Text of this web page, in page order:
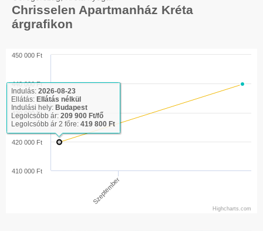
Chrisselen Apartmanház Kréta
árgrafikon
Szeptember
420 000 Ft
430 000 Ft
440 000 Ft
410 000 Ft
450 000 Ft
Highcharts.com
Indulás: 2026-08-23
Ellátás: Ellátás nélkül
Indulási hely: Budapest
Legolcsóbb ár: 209 900 Ft/fő
Legolcsóbb ár 2 főre: 419 800 Ft